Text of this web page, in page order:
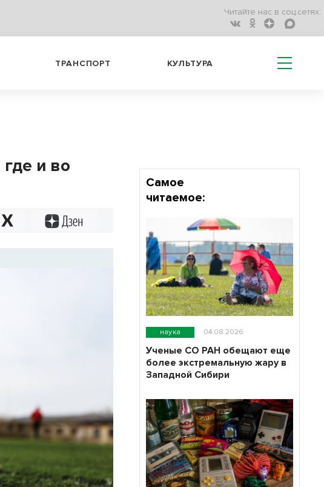
Читайте нас в соц.сетях:
ТРАНСПОРТ КУЛЬТУРА
и во
Самое
читаемое:
наука 04.08.2026
Ученые СО РАН обещают еще
более экстремальную жару в
Западной Сибири